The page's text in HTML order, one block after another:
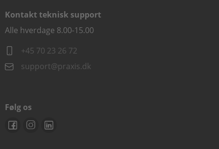
Kontakt teknisk support
Alle hverdage 8.00-15.00
+45 70 23 26 72
support@praxis.dk
Følg os